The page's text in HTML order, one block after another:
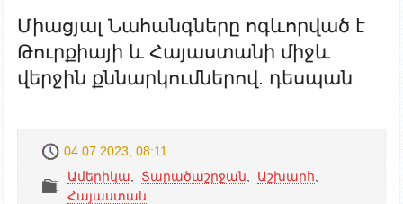
Միացյալ Նահանգները ոգևորված է
Թուրքիայի և Հայաստանի միջև
վերջին քննարկումներով. դեսպան
04.07.2023, 08:11
Ամերիկա
Տարածաշրջան Աշխարհ
Հայաստան